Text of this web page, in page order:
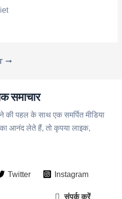
समाचार
की पहल के साथ एक समर्पित मीडिया
का आनंद लेते हैं, तो कृपया लाइक,
Twitter Instagram
संपर्क करें